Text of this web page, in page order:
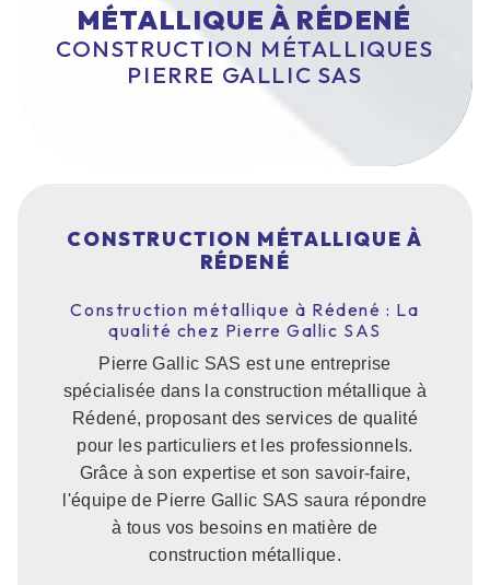
MÉTALLIQUE À RÉDENÉ
CONSTRUCTION MÉTALLIQUES
PIERRE GALLIC SAS
CONSTRUCTION MÉTALLIQUE À
RÉDENÉ
Construction métallique à Rédené : La
qualité chez Pierre Gallic SAS
Pierre Gallic SAS est une entreprise
spécialisée dans la construction métallique à
Rédené, proposant des services de qualité
pour les particuliers et les professionnels.
Grâce à son expertise et son savoir-faire,
l'équipe de Pierre Gallic SAS saura répondre
à tous vos besoins en matière de
construction métallique.